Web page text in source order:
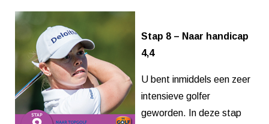
Stap 8 – Naar handicap
4,4
U bent inmiddels een zeer
intensieve golfer
geworden. In deze stap